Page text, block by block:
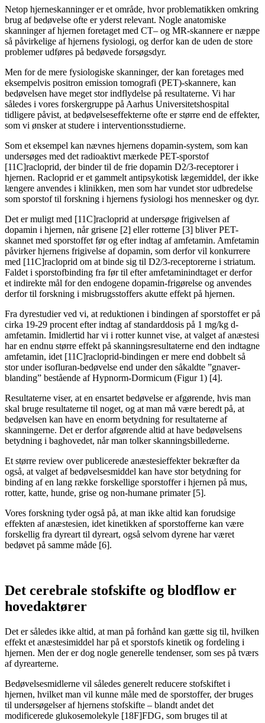
Netop hjerneskanninger er et område, hvor problematikken omkring
brug af bedøvelse ofte er yderst relevant. Nogle anatomiske
skanninger af hjernen foretaget med CT– og MR-skannere er næppe
så påvirkelige af hjernens fysiologi, og derfor kan de uden de store
problemer udføres på bedøvede forsøgsdyr.
Men for de mere fysiologiske skanninger, der kan foretages med
eksempelvis positron emission tomografi (PET)-skannere, kan
bedøvelsen have meget stor indflydelse på resultaterne. Vi har
således i vores forskergruppe på Aarhus Universitetshospital
tidligere påvist, at bedøvelseseffekterne ofte er større end de effekter,
som vi ønsker at studere i interventionsstudierne.
Som et eksempel kan nævnes hjernens dopamin-system, som kan
undersøges med det radioaktivt mærkede PET-sporstof
[11C]racloprid, der binder til de frie dopamin D2/3-receptorer i
hjernen. Racloprid er et gammelt antipsykotisk lægemiddel, der ikke
længere anvendes i klinikken, men som har vundet stor udbredelse
som sporstof til forskning i hjernens fysiologi hos mennesker og dyr.
Det er muligt med [11C]racloprid at undersøge frigivelsen af
dopamin i hjernen, når grisene [2] eller rotterne [3] bliver PET-
skannet med sporstoffet før og efter indtag af amfetamin. Amfetamin
påvirker hjernens frigivelse af dopamin, som derfor vil konkurrere
med [11C]racloprid om at binde sig til D2/3-receptorerne i striatum.
Faldet i sporstofbinding fra før til efter amfetaminindtaget er derfor
et indirekte mål for den endogene dopamin-frigørelse og anvendes
derfor til forskning i misbrugsstoffers akutte effekt på hjernen.
Fra dyrestudier ved vi, at reduktionen i bindingen af sporstoffet er på
cirka 19-29 procent efter indtag af standarddosis på 1 mg/kg d-
amfetamin. Imidlertid har vi i rotter kunnet vise, at valget af anæstesi
har en endnu større effekt på skanningsresultaterne end den indtagne
amfetamin, idet [11C]racloprid-bindingen er mere end dobbelt så
stor under isofluran-bedøvelse end under den såkaldte ”gnaver-
blanding” bestående af Hypnorm-Dormicum (Figur 1) [4].
Resultaterne viser, at en ensartet bedøvelse er afgørende, hvis man
skal bruge resultaterne til noget, og at man må være beredt på, at
bedøvelsen kan have en enorm betydning for resultaterne af
skanningerne. Det er derfor afgørende altid at have bedøvelsens
betydning i baghovedet, når man tolker skanningsbillederne.
Et større review over publicerede anæstesieffekter bekræfter da
også, at valget af bedøvelsesmiddel kan have stor betydning for
binding af en lang række forskellige sporstoffer i hjernen på mus,
rotter, katte, hunde, grise og non-humane primater [5].
Vores forskning tyder også på, at man ikke altid kan forudsige
effekten af anæstesien, idet kinetikken af sporstofferne kan være
forskellig fra dyreart til dyreart, også selvom dyrene har været
bedøvet på samme måde [6].
Det cerebrale stofskifte og blodflow er
hovedaktører
Det er således ikke altid, at man på forhånd kan gætte sig til, hvilken
effekt et anæstesimiddel har på et sporstofs kinetik og fordeling i
hjernen. Men der er dog nogle generelle tendenser, som ses på tværs
af dyrearterne.
Bedøvelsesmidlerne vil således generelt reducere stofskiftet i
hjernen, hvilket man vil kunne måle med de sporstoffer, der bruges
til undersøgelser af hjernens stofskifte – blandt andet det
modificerede glukosemolekyle [18F]FDG, som bruges til at